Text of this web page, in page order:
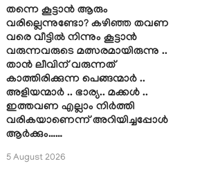
തന്നെ കൂട്ടാൻ ആരും
വരില്ലെന്നുണ്ടോ? കഴിഞ്ഞ തവണ
വരെ വീട്ടിൽ നിന്നും കൂട്ടാൻ
വരുന്നവരുടെ മത്സരമായിരുന്നു ..
താൻ ലീവിന് വരുന്നത്
കാത്തിരിക്കുന്ന പെങ്ങന്മാർ ..
അളിയന്മാർ .. ഭാര്യ.. മക്കൾ ..
ഇത്തവണ എല്ലാം നിർത്തി
വരികയാണെന്ന് അറിയിച്ചപ്പോൾ
ആർക്കും……
5 August 2026